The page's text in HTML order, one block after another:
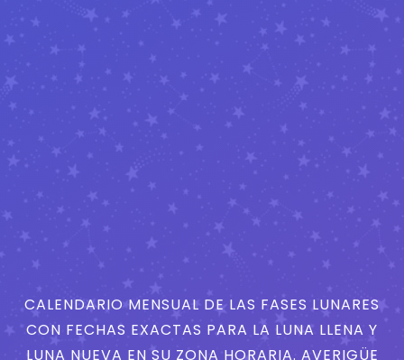
CALENDARIO MENSUAL DE LAS FASES LUNARES
CON FECHAS EXACTAS PARA LA LUNA LLENA Y
LUNA NUEVA EN SU ZONA HORARIA. AVERIGÜE